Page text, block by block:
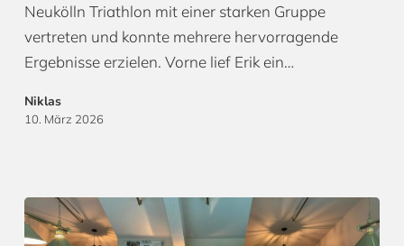
Neukölln Triathlon mit einer starken Gruppe
vertreten und konnte mehrere hervorragende
Ergebnisse erzielen. Vorne lief Erik ein…
Niklas
10. März 2026